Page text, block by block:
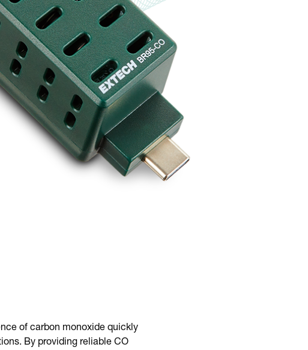
of carbon monoxide quickly
By providing reliable CO